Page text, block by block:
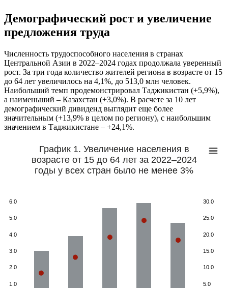
Демографический рост и увеличение
предложения труда
Численность трудоспособного населения в странах
Центральной Азии в 2022–2024 годах продолжала уверенный
рост. За три года количество жителей региона в возрасте от 15
до 64 лет увеличилось на 4,1%, до 513,0 млн человек.
Наибольший темп продемонстрировал Таджикистан (+5,9%),
а наименьший – Казахстан (+3,0%). В расчете за 10 лет
демографический дивиденд выглядит еще более
значительным (+13,9% в целом по региону), с наибольшим
значением в Таджикистане – +24,1%.
График 1. Увеличение населения в
возрасте от 15 до 64 лет за 2022–2024
годы у всех стран было не менее 3%
5.0
10.0
15.0
20.0
25.0
30.0
1.0
2.0
3.0
4.0
5.0
6.0